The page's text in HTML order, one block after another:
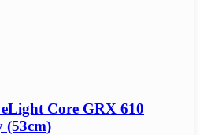
Core GRX 610
(53cm)